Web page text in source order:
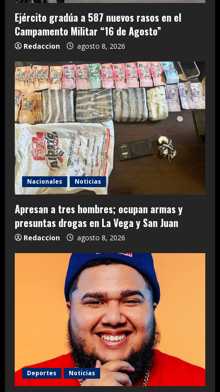
Ejército gradúa a 587 nuevos rasos en el
Campamento Militar “16 de Agosto”
Redaccion agosto 8, 2026
Nacionales Noticias
Apresan a tres hombres; ocupan armas y
presuntas drogas en La Vega y San Juan
Redaccion agosto 8, 2026
Deportes Noticias